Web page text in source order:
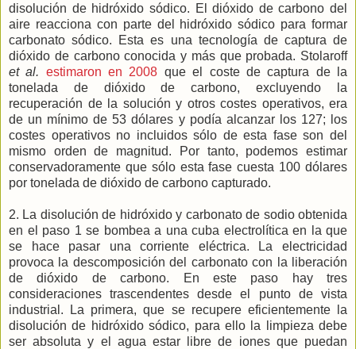
disolución de hidróxido sódico. El dióxido de carbono del
aire reacciona con parte del hidróxido sódico para formar
carbonato sódico. Esta es una tecnología de captura de
dióxido de carbono conocida y más que probada. Stolaroff
et al. estimaron en 2008 que el coste de captura de la
tonelada de dióxido de carbono, excluyendo la
recuperación de la solución y otros costes operativos, era
de un mínimo de 53 dólares y podía alcanzar los 127; los
costes operativos no incluidos sólo de esta fase son del
mismo orden de magnitud. Por tanto, podemos estimar
conservadoramente que sólo esta fase cuesta 100 dólares
por tonelada de dióxido de carbono capturado.
2. La disolución de hidróxido y carbonato de sodio obtenida
en el paso 1 se bombea a una cuba electrolítica en la que
se hace pasar una corriente eléctrica. La electricidad
provoca la descomposición del carbonato con la liberación
de dióxido de carbono. En este paso hay tres
consideraciones trascendentes desde el punto de vista
industrial. La primera, que se recupere eficientemente la
disolución de hidróxido sódico, para ello la limpieza debe
ser absoluta y el agua estar libre de iones que puedan